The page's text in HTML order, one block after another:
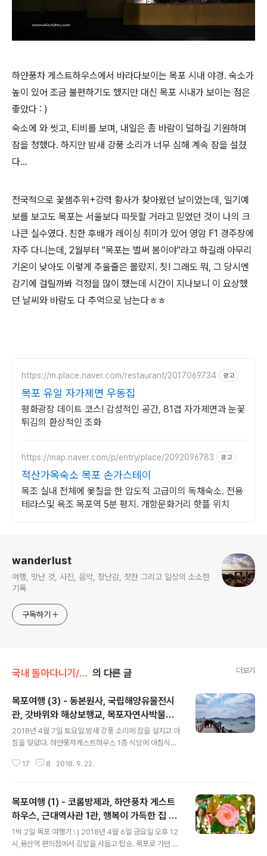
하얀풍차 게스트하우스에서 바라다보이는 목포 시내 야경. 숙소가
높이 있어 조금 불편하기도 했지만 대신 목포 시내가 보이는 점은
좋았다 : )
숙소에 와 씻고, 티비를 보며, 내일은 좀 바람이 덜하길 기원하며
잠을 청했다. 하지만 밤새 강풍 소리가 너무 심해 계속 잠을 설쳤
다...
전국적으로 꽃샘추위+강력 황사가 찾아왔던 날이었는데, 일기예
보를 보고도 목포는 서울보다 따듯할 거라고 믿었던 것이 나의 크
나큰 실수였다. 친한 후배가 레이싱 취미가 있어 영암 F1 경주장에
자주 다니는데, 2월부터 "목포는 벌써 봄이야"라고 하길래 아무리
기온이 낮아도 이렇게 추울줄은 몰랐지. 칫! 그래도 뭐, 그 당시엔
감기에 걸릴까봐 걱정을 많이 했는데 시간이 지나보니 이 요상했
던 날씨와 바람도 다 추억으로 남는다ㅎㅎ
https://m.place.naver.com/restaurant/2017069734 광고
목포 유일 자가제면 우동집
평화광장 데이트 코스! 감성적인 공간, 81겹 자가제면과 눈꽃
튀김의 환상적인 조화
https://map.naver.com/p/entry/place/2092096783 광고
적산가옥숙소 목포 손가스테이
목조 실내 전체에 옻칠을 한 압도적 고급미의 독채숙소. 전용
테라스및 욕조 목포역 5분 평지. 개항문화거리 핫플 위치
wanderlust
여행, 맛난 것, 사진, 음악, 장난감, 찻잔 그리고 일상의 소소한
기록
구독하기
국내 돌아다니기/2018 목포 의 다른 글 더보기
목포여행 (3) - 동본원사, 국립해양유물전시
관, 갓바위와 해상보행교, 목포자연사박물관,
또다시 행복이 가득한집 카페
2018년 4월 7일 토요일.밤새 강풍 소리에 잠을 설치고 아
침을 맞았다. 하얀풍차게스트하우스 1층 식당에 아침식사
마구마구 날리길래(*주변에 벚꽃나무가 많았음) 사진을 찍
휘몰아치는 4월의 목포. 어메이징....! 참고로 이날 목포 뿐
만 아니라 광주랑 전주도 눈이 왔다고. 서울도 밤 체감온도
가 0도에 가깝게 떨어진, 전국적으로 꽃샘추위가 심하게
온 날이었다. 4월의 눈에 얼떨덜해진 채로 아침 식사를 했
다. 나는 한식을 별로 안좋아하는데다가, 특히나 아침엔 빵
17 8 2018. 9. 22.
목포여행 (1) - 코롬방제과, 하얀풍차 게스트
하우스, 근대역사관 1관, 행복이 가득한 집 카
페
1박 2일 목포 여행기 : ) 2018년 4월 6일 금요일 오후 12
시,용산역 편의점에서 김밥을 사들고 탑승. 목포로 가던 날,